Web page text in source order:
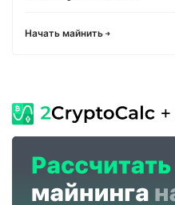
Начать майнить